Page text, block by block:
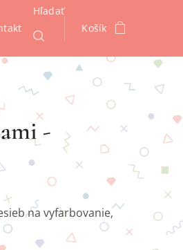
Hľadať
Košík
-
na vyfarbovanie,